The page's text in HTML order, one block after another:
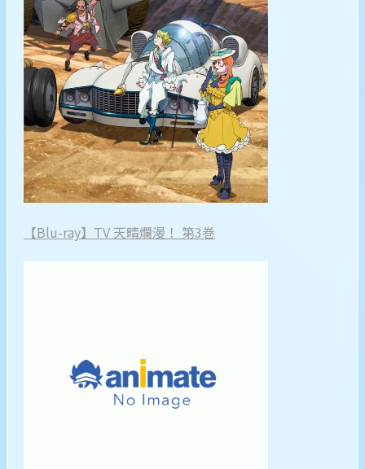
【Blu-ray】TV 天晴爛漫！ 第3巻